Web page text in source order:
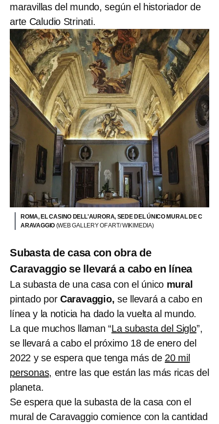
maravillas del mundo, según el historiador de
arte Caludio Strinati.
ROMA, EL CASINO DELL'AURORA, SEDE DEL ÚNICO MURAL DE C
ARAVAGGIO (WEB GALLERY OF ART/ WIKIMEDIA)
Subasta de casa con obra de
Caravaggio se llevará a cabo en línea
La subasta de una casa con el único mural
pintado porCaravaggio,se llevará a cabo en
línea y la noticia ha dado la vuelta al mundo.
La que muchos llaman “La subasta del Siglo”,
se llevará a cabo el próximo 18 de enero del
2022 y se espera que tenga más de 20 mil
personas, entre las que están las más ricas del
planeta.
Se espera que la subasta de la casa con el
mural de Caravaggio comience con la cantidad